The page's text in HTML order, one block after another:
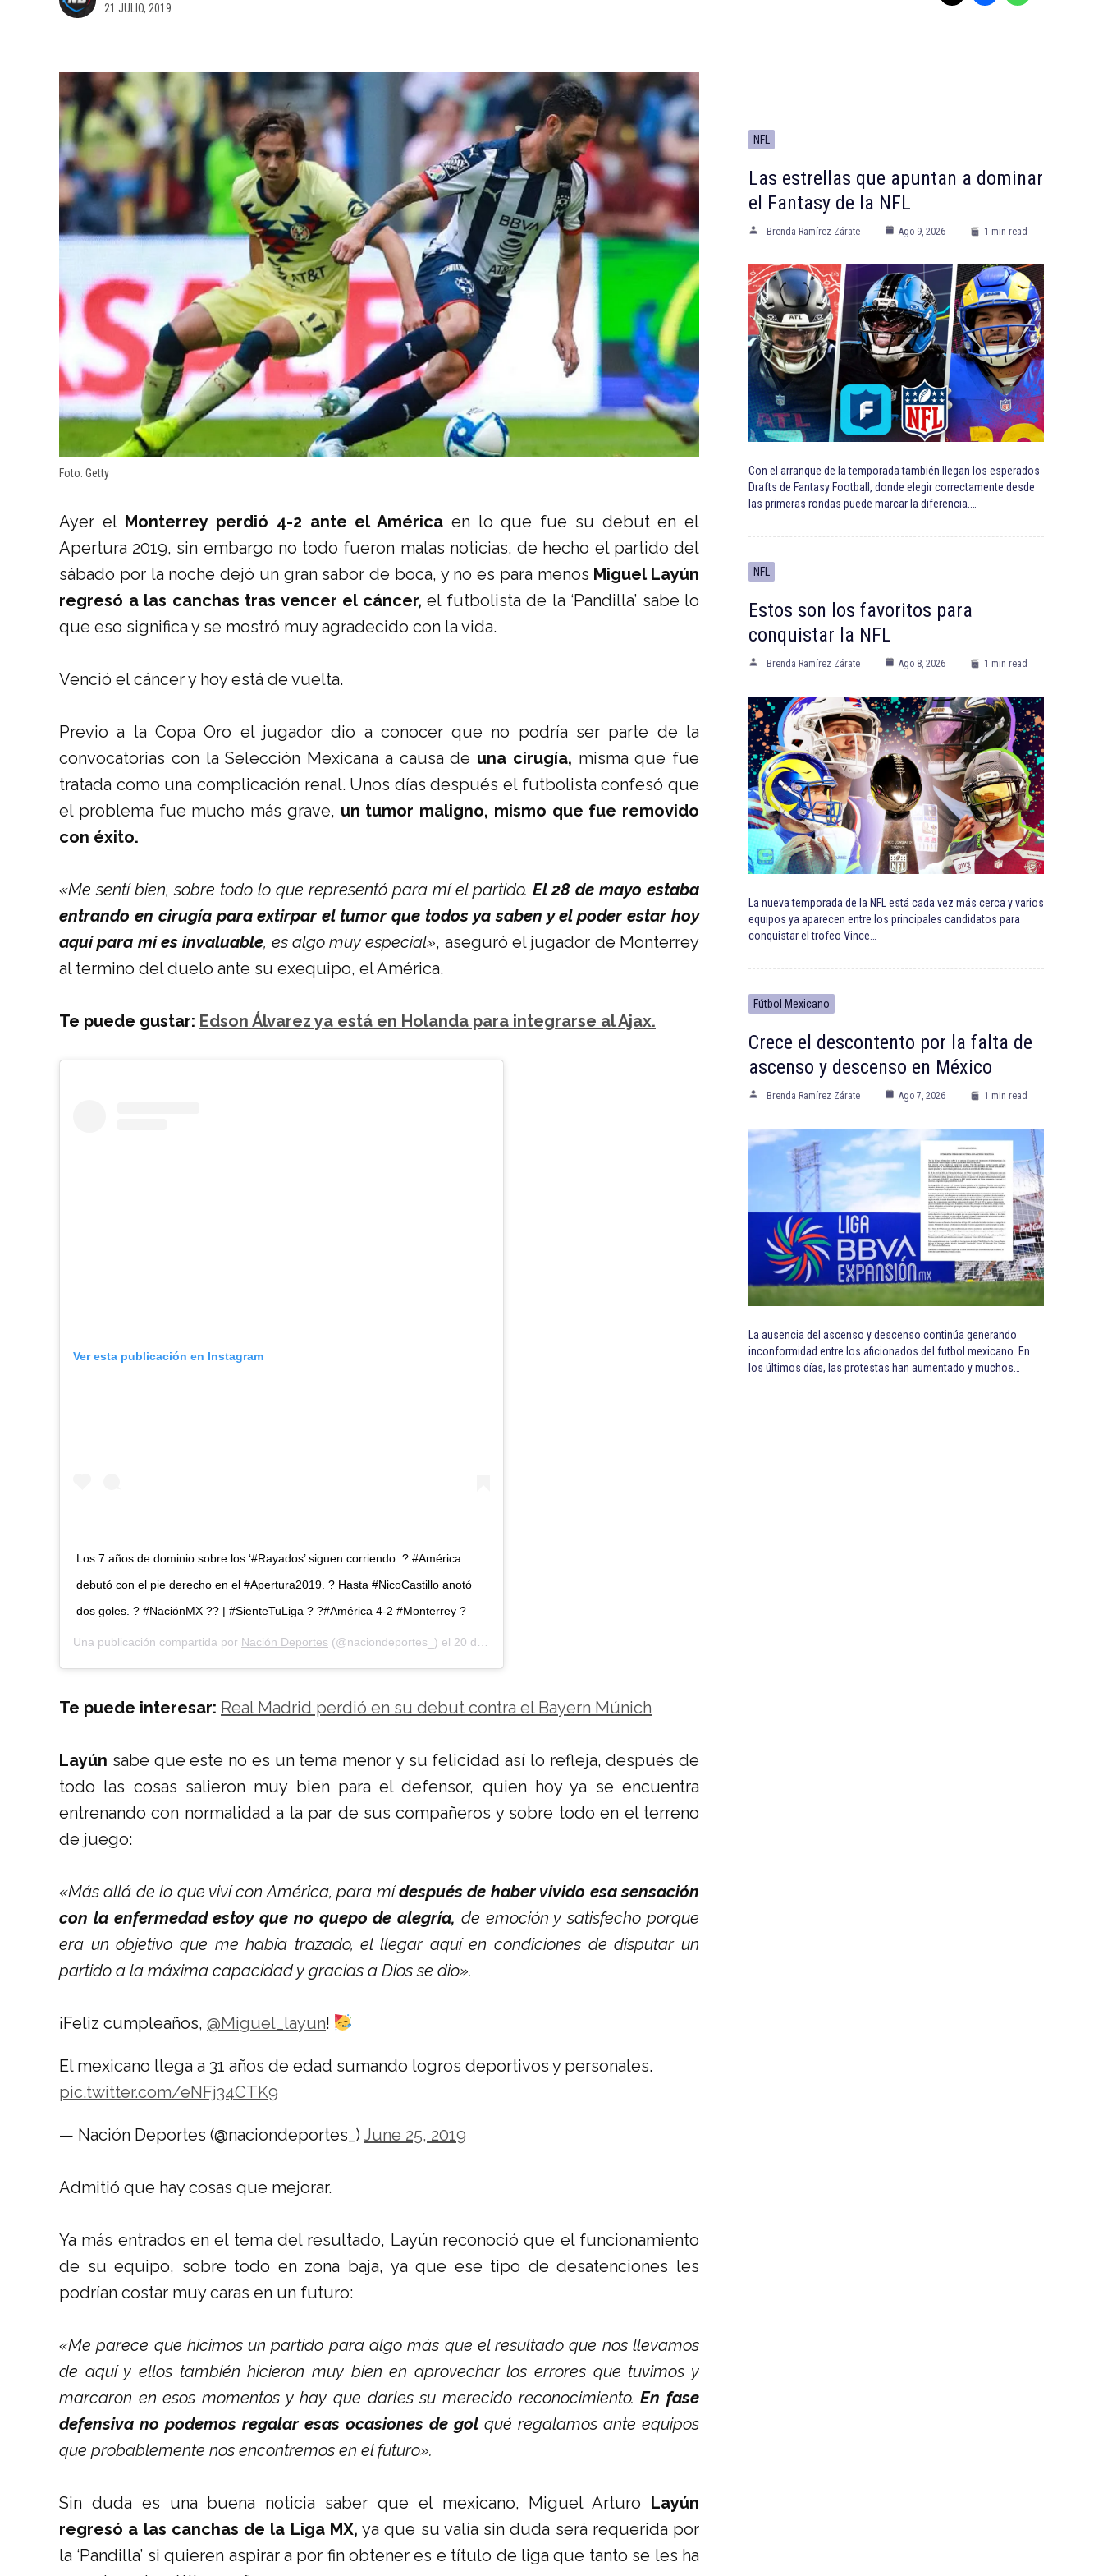
21 JULIO, 2019
Foto: Getty
Ayer elMonterrey perdió 4-2 ante el América en lo que fue su debut en el
Apertura 2019, sin embargo no todo fueron malas noticias, de hecho el partido del
sábado por la noche dejó un gran sabor de boca, y no es para menos Miguel Layún
regresó a las canchas tras vencer el cáncer, el futbolista de la ‘Pandilla’ sabe lo
que eso significa y se mostró muy agradecido con la vida.
Venció el cáncer y hoy está de vuelta.
Previo a la Copa Oro el jugador dio a conocer que no podría ser parte de la
convocatorias con la Selección Mexicana a causa de una cirugía, misma que fue
tratada como una complicación renal. Unos días después el futbolista confesó que
el problema fue mucho más grave, un tumor maligno, mismo que fue removido
con éxito.
«Me sentí bien, sobre todo lo que representó para mí el partido. El 28 de mayo estaba
entrando en cirugía para extirpar el tumor que todos ya saben y el poder estar hoy
aquí para mí es invaluable, es algo muy especial», aseguró el jugador de Monterrey
al termino del duelo ante su exequipo, el América.
Te puede gustar: Edson Álvarez ya está en Holanda para integrarse al Ajax.
Ver esta publicación en Instagram
Los 7 años de dominio sobre los ‘#Rayados’ siguen corriendo. ? #América
debutó con el pie derecho en el #Apertura2019. ? Hasta #NicoCastillo anotó
dos goles. ? #NaciónMX ?? | #SienteTuLiga ? ?#América 4-2 #Monterrey ?
Una publicación compartida por Nación Deportes (@naciondeportes_) el 20 de Jul de 2019 a las 7:12 PDT
Te puede interesar: Real Madrid perdió en su debut contra el Bayern Múnich
Layún sabe que este no es un tema menor y su felicidad así lo refleja, después de
todo las cosas salieron muy bien para el defensor, quien hoy ya se encuentra
entrenando con normalidad a la par de sus compañeros y sobre todo en el terreno
de juego:
«Más allá de lo que viví con América, para mídespués de haber vivido esa sensación
con la enfermedad estoy que no quepo de alegría, de emoción y satisfecho porque
era un objetivo que me había trazado, el llegar aquí en condiciones de disputar un
partido a la máxima capacidad y gracias a Dios se dio».
¡Feliz cumpleaños, @Miguel_layun!
El mexicano llega a 31 años de edad sumando logros deportivos y personales.
pic.twitter.com/eNFj34CTK9
— Nación Deportes (@naciondeportes_) June 25, 2019
Admitió que hay cosas que mejorar.
Ya más entrados en el tema del resultado, Layún reconoció que el funcionamiento
de su equipo, sobre todo en zona baja, ya que ese tipo de desatenciones les
podrían costar muy caras en un futuro:
«Me parece que hicimos un partido para algo más que el resultado que nos llevamos
de aquí y ellos también hicieron muy bien en aprovechar los errores que tuvimos y
marcaron en esos momentos y hay que darles su merecido reconocimiento.En fase
defensiva no podemos regalar esas ocasiones de gol qué regalamos ante equipos
que probablemente nos encontremos en el futuro».
Sin duda es una buena noticia saber que el mexicano, Miguel Arturo Layún
regresó a las canchas de la Liga MX, ya que su valía sin duda será requerida por
la ‘Pandilla’ si quieren aspirar a por fin obtener es e título de liga que tanto se les ha
NFL
Las estrellas que apuntan a dominar
el Fantasy de la NFL
Brenda Ramírez Zárate Ago 9, 2026 1 min read
Con el arranque de la temporada también llegan los esperados
Drafts de Fantasy Football, donde elegir correctamente desde
las primeras rondas puede marcar la diferencia.…
NFL
Estos son los favoritos para
conquistar la NFL
Brenda Ramírez Zárate Ago 8, 2026 1 min read
La nueva temporada de la NFL está cada vez más cerca y varios
equipos ya aparecen entre los principales candidatos para
conquistar el trofeo Vince…
Fútbol Mexicano
Crece el descontento por la falta de
ascenso y descenso en México
Brenda Ramírez Zárate Ago 7, 2026 1 min read
La ausencia del ascenso y descenso continúa generando
inconformidad entre los aficionados del futbol mexicano. En
los últimos días, las protestas han aumentado y muchos…